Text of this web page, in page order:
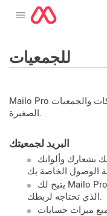
افتح القائمة
للجمعيات
Mailo Pro هو حل بريد احترافي مناسب للشركات والجمعيات
الصغيرة.
البريد لجمعيتك
بشعارك وألوانك
يتيح لك Mailo Pro إنشاء العديد من الحسابات مجانًا بالقدر
الذي تحتاجه لربطك.